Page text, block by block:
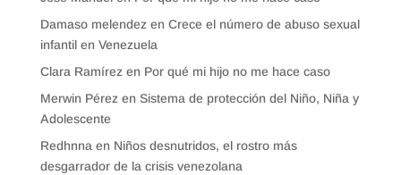
Damaso melendezen Crece el número de abuso sexual
infantil en Venezuela
Clara Ramírezen Por qué mi hijo no me hace caso
Merwin Pérezen Sistema de protección del Niño, Niña y
Adolescente
Redhnnaen Niños desnutridos, el rostro más
desgarrador de la crisis venezolana